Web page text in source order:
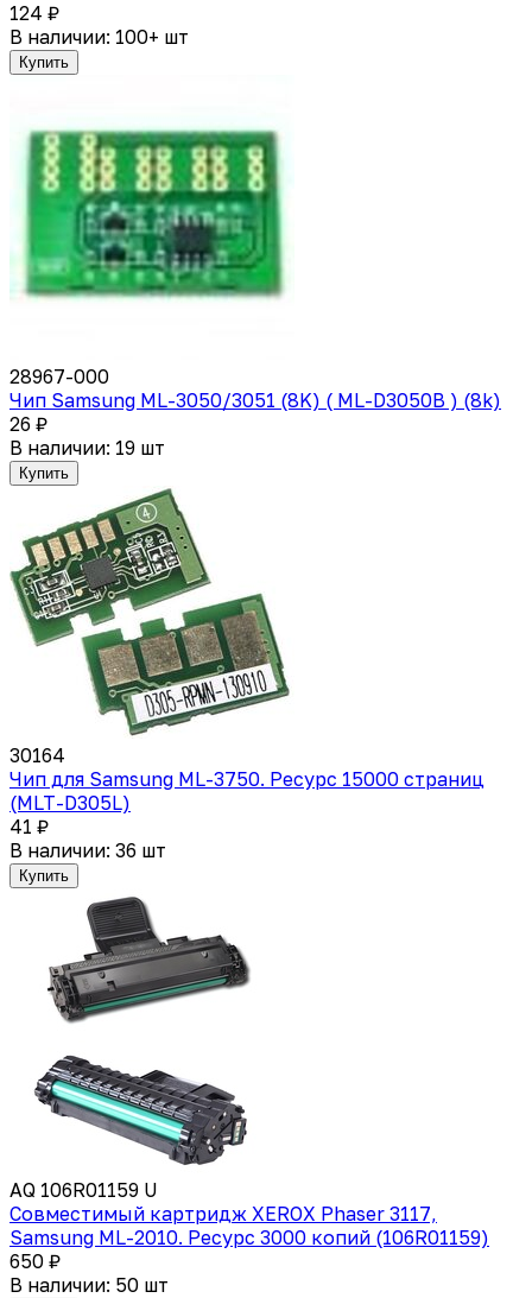
124 ₽
В наличии: 100+ шт
Купить
28967-000
Чип Samsung ML-3050/3051 (8K) ( ML-D3050B ) (8k)
26 ₽
В наличии: 19 шт
Купить
30164
Чип для Samsung ML-3750. Ресурс 15000 страниц
(MLT-D305L)
41 ₽
В наличии: 36 шт
Купить
AQ 106R01159 U
Совместимый картридж XEROX Phaser 3117,
Samsung ML-2010. Ресурс 3000 копий (106R01159)
650 ₽
В наличии: 50 шт